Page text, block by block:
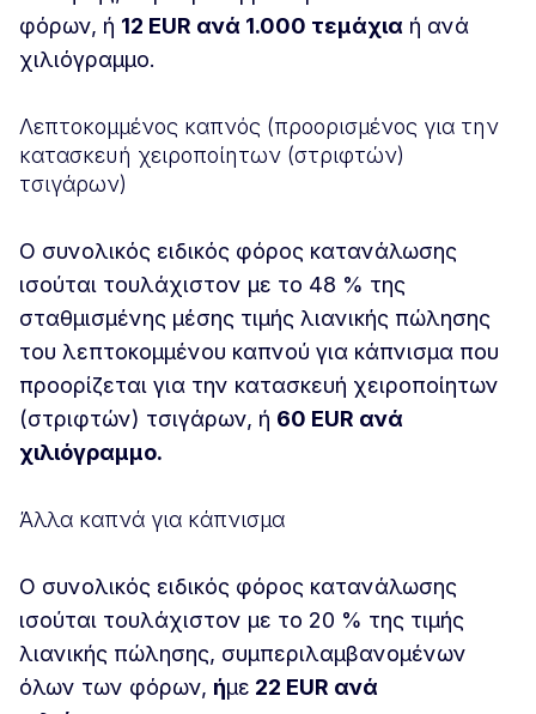
φόρων, ή 12 EUR ανά 1.000 τεμάχια ή ανά
χιλιόγραμμο.
Λεπτοκομμένος καπνός (προορισμένος για την
κατασκευή χειροποίητων (στριφτών)
τσιγάρων)
Ο συνολικός ειδικός φόρος κατανάλωσης
ισούται τουλάχιστον με το 48 % της
σταθμισμένης μέσης τιμής λιανικής πώλησης
του λεπτοκομμένου καπνού για κάπνισμα που
προορίζεται για την κατασκευή χειροποίητων
(στριφτών) τσιγάρων, ή 60 EUR ανά
χιλιόγραμμο.
Άλλα καπνά για κάπνισμα
Ο συνολικός ειδικός φόρος κατανάλωσης
ισούται τουλάχιστον με το 20 % της τιμής
λιανικής πώλησης, συμπεριλαμβανομένων
όλων των φόρων, ήμε 22 EUR ανά